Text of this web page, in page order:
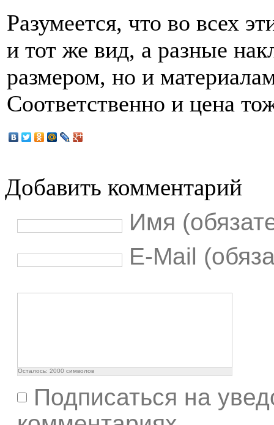
Разумеется, что во всех
и тот же вид, а разные
размером, но и
Соответственно и цена
Добавить комментарий
Имя
E-Mail
Осталось: 2000 символов
Подписаться на